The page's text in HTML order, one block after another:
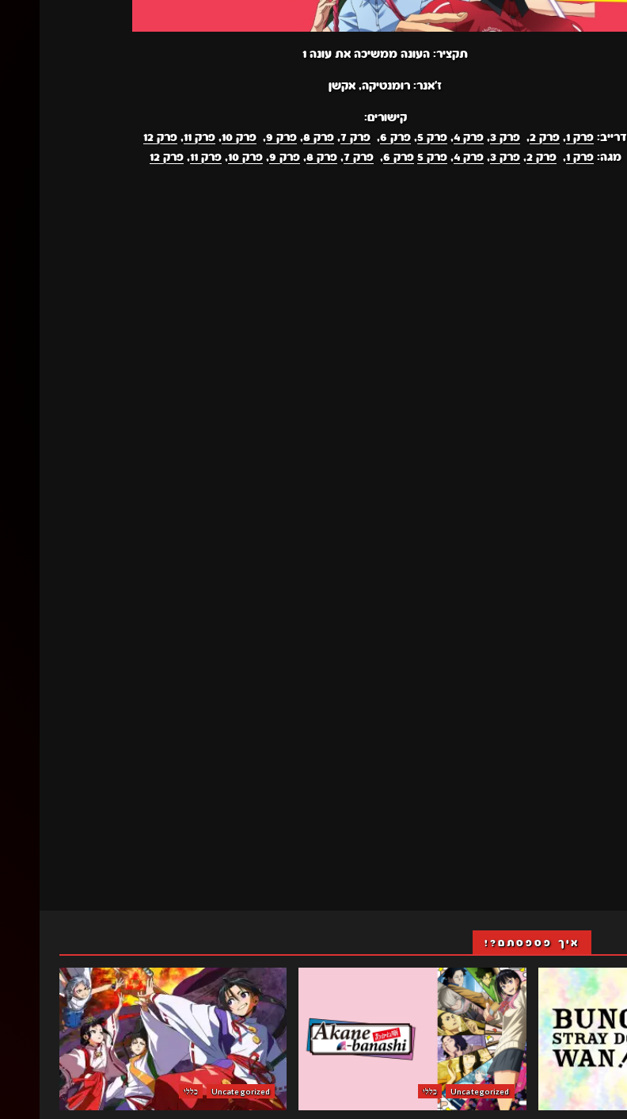
תקציר: העונה ממשיכה את עונה 1
ז'אנר: רומנטיקה, אקשן
קישורים:
דרייב: פרק 1 , פרק 2 , פרק 3 , פרק 4 , פרק 5 , פרק 6 , פרק 7 , פרק 8 , פרק 9 , פרק 10 , פרק 11 , פרק 12
מגה:פרק 1 ,פרק 2 ,פרק 3 ,פרק 4 ,פרק 5 פרק 6 ,פרק 7 ,פרק 8 ,פרק 9 ,פרק 10 ,פרק 11 ,פרק 12
איך פספסתם?!
Uncategorized כללי Uncategorized כללי